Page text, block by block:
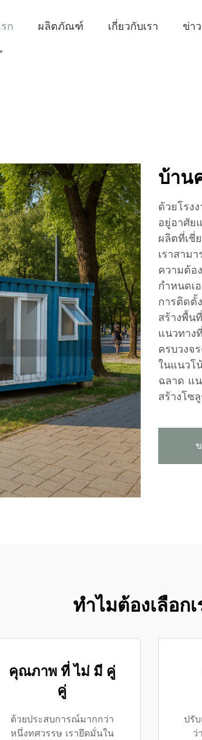
ก ผลิตภัณฑ์ เกี่ยวกับเรา ข่า
บ้าน
ด้วยโรง
อยู่อาศัย
ผลิตที่เชี่
เราสาม
ความต้อ
กำหนดเ
การติดตั้
สร้างพื้น
แนวทาง
ครบวงจ
ในแนวโ
ฉลาด แ
สร้างโซ
ทำไมต้องเลือกเ
คุณภาพ ที่ ไม่ มี คู่
คู่
ด้วยประสบการณ์มากกว่า
หนึ่งทศวรรษ เรายึดมั่นใน
ปรั
ว่